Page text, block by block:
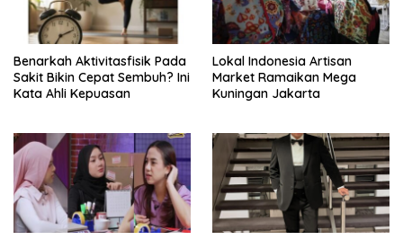
Benarkah Aktivitasfisik Pada
Sakit Bikin Cepat Sembuh? Ini
Kata Ahli Kepuasan
Lokal Indonesia Artisan
Market Ramaikan Mega
Kuningan Jakarta